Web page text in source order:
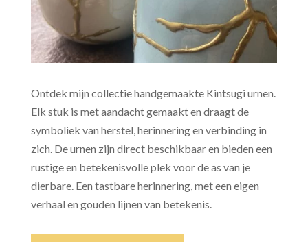
Ontdek mijn collectie handgemaakte Kintsugi urnen.
Elk stuk is met aandacht gemaakt en draagt de
symboliek van herstel, herinnering en verbinding in
zich. De urnen zijn direct beschikbaar en bieden een
rustige en betekenisvolle plek voor de as van je
dierbare. Een tastbare herinnering, met een eigen
verhaal en gouden lijnen van betekenis.